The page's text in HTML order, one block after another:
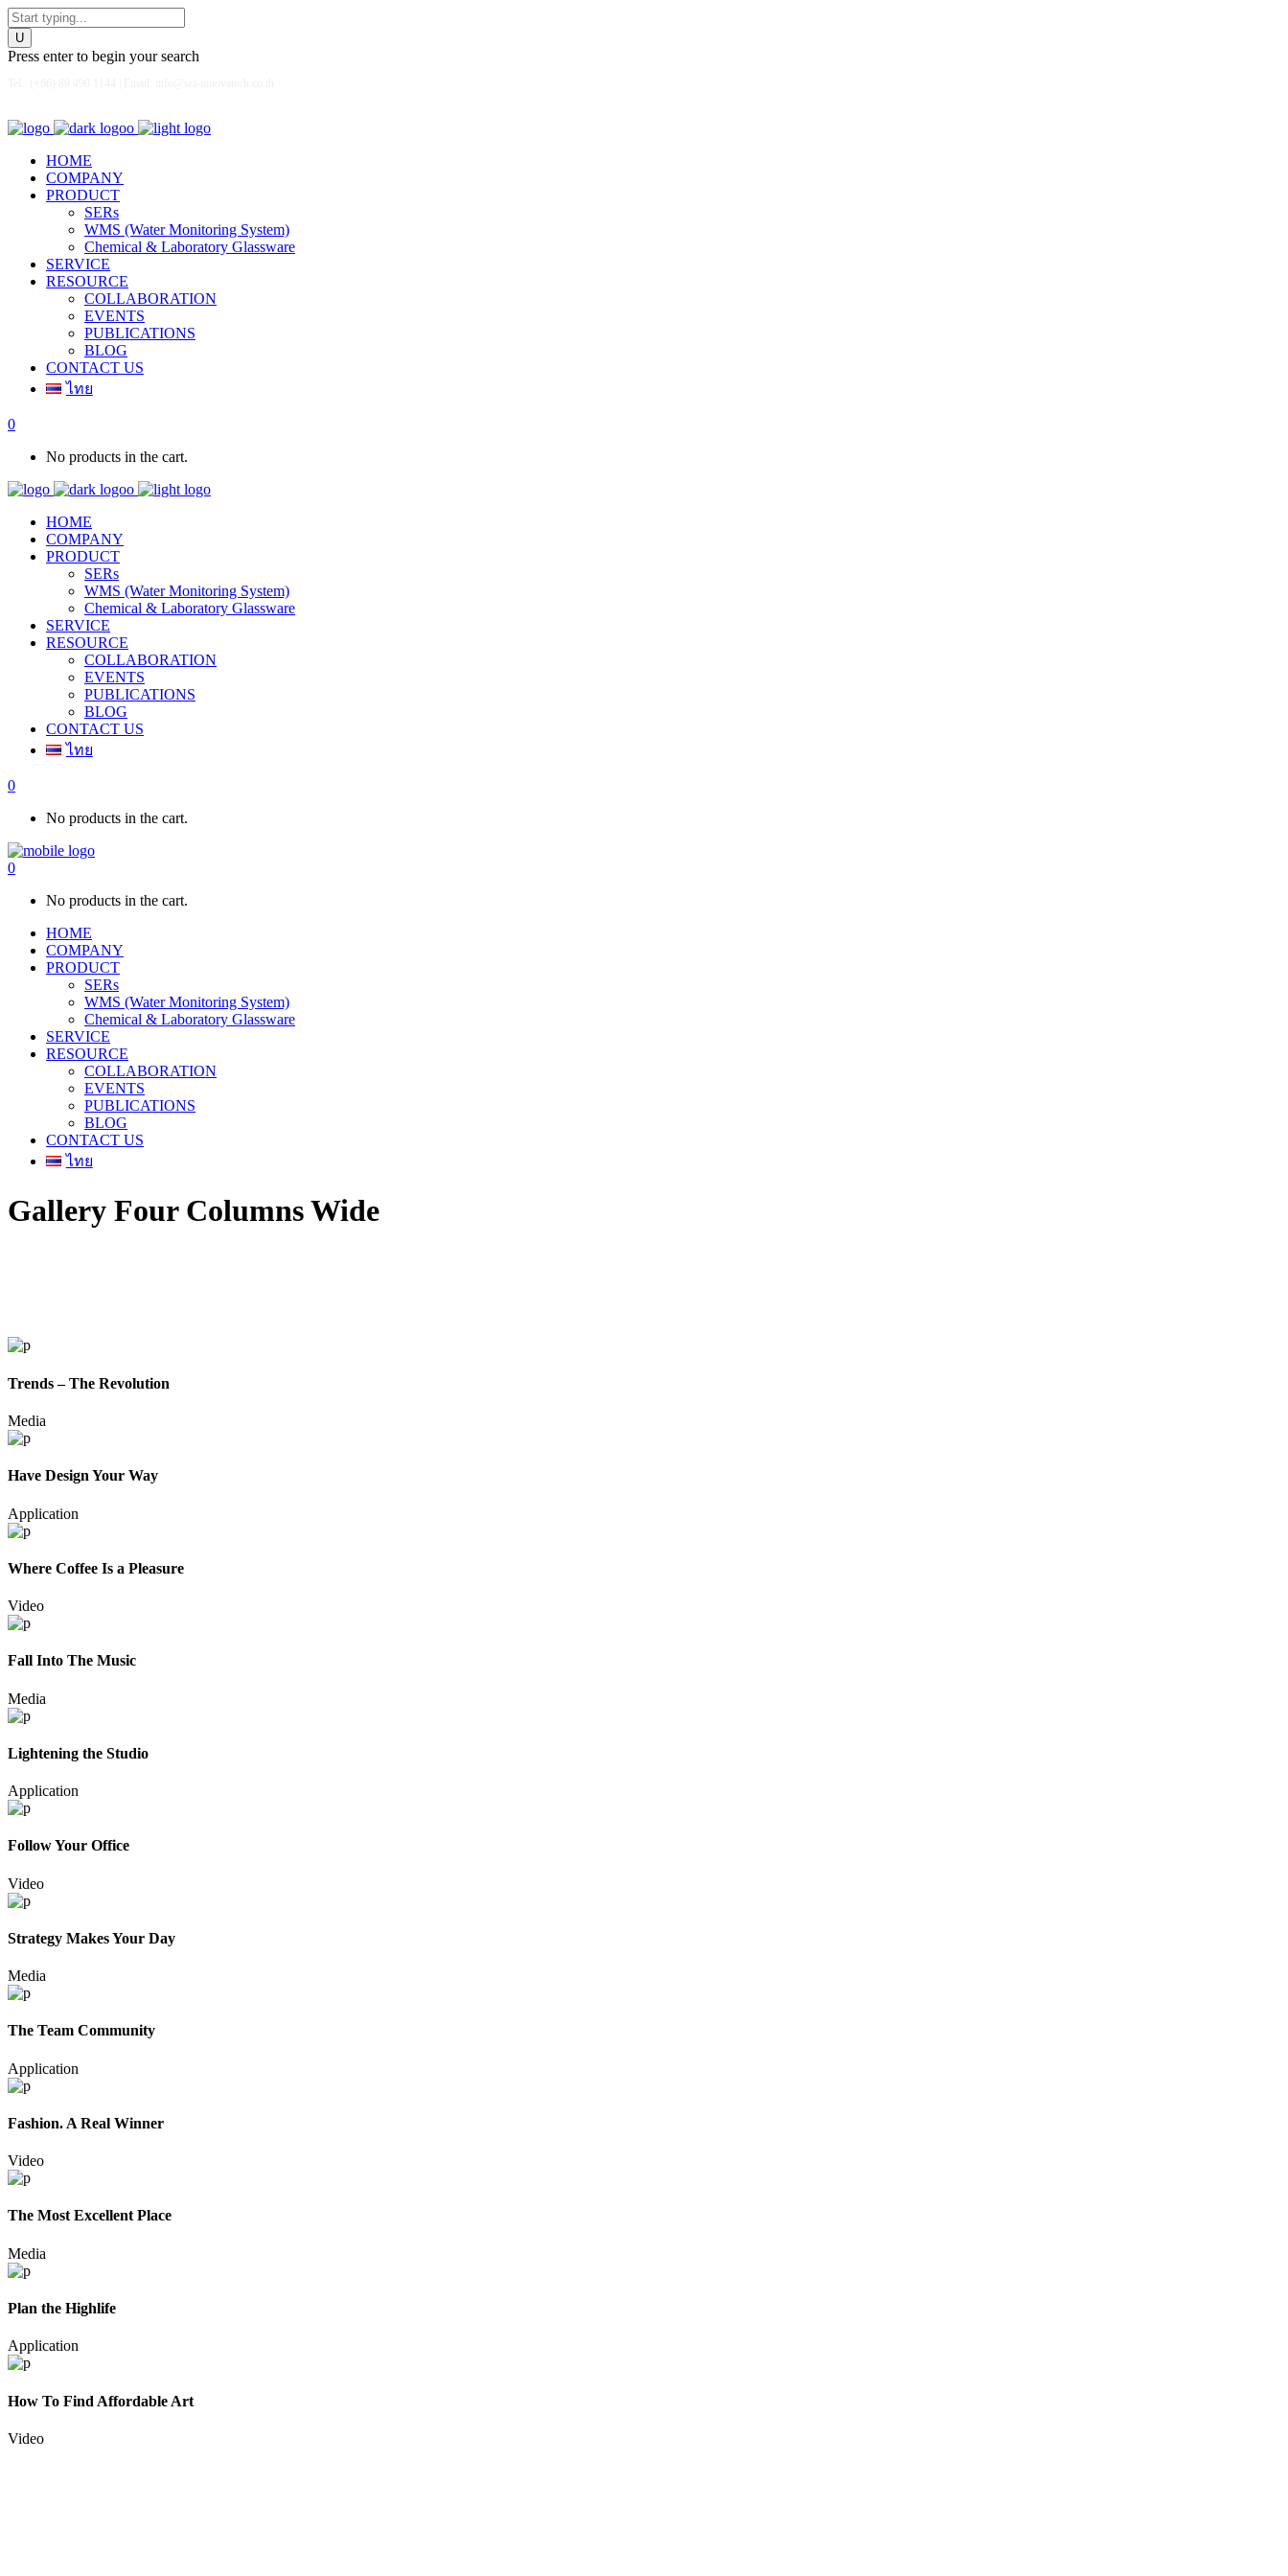
Press enter to begin your search
HOME
COMPANY
PRODUCT
SERs
WMS (Water Monitoring System)
Chemical & Laboratory Glassware
SERVICE
RESOURCE
COLLABORATION
EVENTS
PUBLICATIONS
BLOG
CONTACT US
ไทย
0
No products in the cart.
HOME
COMPANY
PRODUCT
SERs
WMS (Water Monitoring System)
Chemical & Laboratory Glassware
SERVICE
RESOURCE
COLLABORATION
EVENTS
PUBLICATIONS
BLOG
CONTACT US
ไทย
0
No products in the cart.
0
No products in the cart.
HOME
COMPANY
PRODUCT
SERs
WMS (Water Monitoring System)
Chemical & Laboratory Glassware
SERVICE
RESOURCE
COLLABORATION
EVENTS
PUBLICATIONS
BLOG
CONTACT US
ไทย
Gallery Four Columns Wide
Trends – The Revolution
Media
Have Design Your Way
Application
Where Coffee Is a Pleasure
Video
Fall Into The Music
Media
Lightening the Studio
Application
Follow Your Office
Video
Strategy Makes Your Day
Media
The Team Community
Application
Fashion. A Real Winner
Video
The Most Excellent Place
Media
Plan the Highlife
Application
How To Find Affordable Art
Video